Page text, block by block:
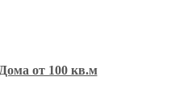
Дома от 100 кв.м